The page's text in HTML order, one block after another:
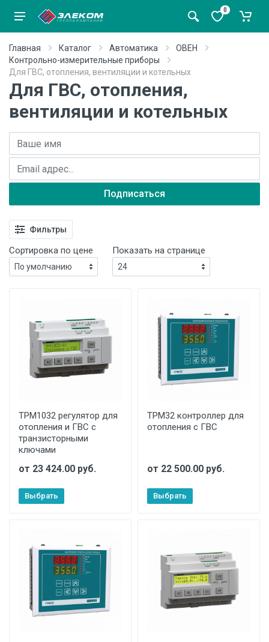
0
Главная Каталог Автоматика
ОВЕН
Контрольно-измерительные приборы
Для ГВС, отопления, вентиляции и котельных
Для ГВС, отопления,
вентиляции и котельных
Имя
E-mail адрес
Подписаться
Фильтры
Сортировка по цене Показать на странице
ТРМ1032 регулятор для
отопления и ГВС с
транзисторными
ключами
от 23 424.00 руб.
Выбрать
ТРМ32 контроллер для
отопления с ГВС
от 22 500.00 руб.
Выбрать